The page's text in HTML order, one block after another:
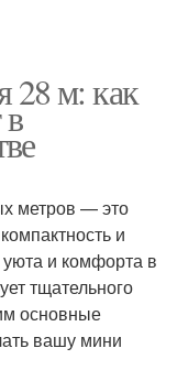
28 м: как
метров — это
и
и комфорта в
тщательного
основные
вашу мини